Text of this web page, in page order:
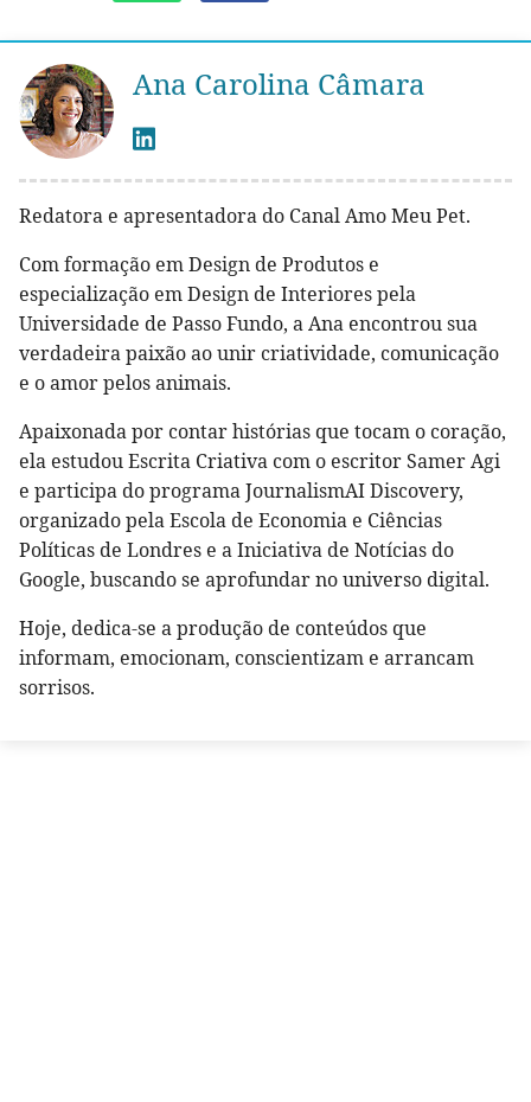
Ana Carolina Câmara
Redatora e apresentadora do Canal Amo Meu Pet.
Com formação em Design de Produtos e
especialização em Design de Interiores pela
Universidade de Passo Fundo, a Ana encontrou sua
verdadeira paixão ao unir criatividade, comunicação
e o amor pelos animais.
Apaixonada por contar histórias que tocam o coração,
ela estudou Escrita Criativa com o escritor Samer Agi
e participa do programa JournalismAI Discovery,
organizado pela Escola de Economia e Ciências
Políticas de Londres e a Iniciativa de Notícias do
Google, buscando se aprofundar no universo digital.
Hoje, dedica-se a produção de conteúdos que
informam, emocionam, conscientizam e arrancam
sorrisos.